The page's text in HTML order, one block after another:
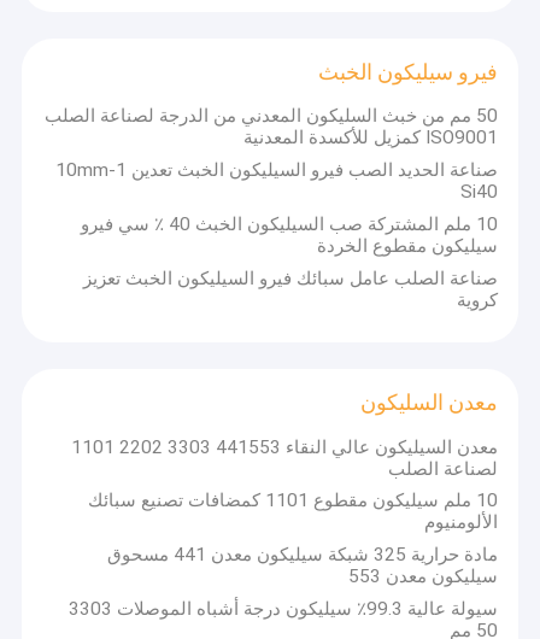
فيرو سيليكون الخبث
50 مم من خبث السليكون المعدني من الدرجة لصناعة الصلب
ISO9001 كمزيل للأكسدة المعدنية
صناعة الحديد الصب فيرو السيليكون الخبث تعدين 1-10mm
Si40
10 ملم المشتركة صب السيليكون الخبث 40 ٪ سي فيرو
سيليكون مقطوع الخردة
صناعة الصلب عامل سبائك فيرو السيليكون الخبث تعزيز
كروية
معدن السليكون
معدن السيليكون عالي النقاء 441553 3303 2202 1101
لصناعة الصلب
10 ملم سيليكون مقطوع 1101 كمضافات تصنيع سبائك
الألومنيوم
مادة حرارية 325 شبكة سيليكون معدن 441 مسحوق
سيليكون معدن 553
سيولة عالية 99.3٪ سيليكون درجة أشباه الموصلات 3303
50 مم